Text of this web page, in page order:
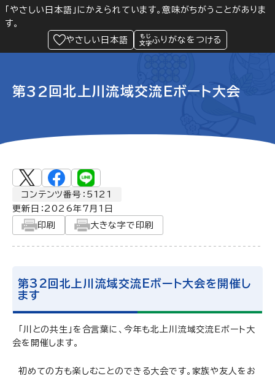
「やさしい日本語」にかえられています。意味がちがうことがありま
す。
やさしい日本語
ふりがなをつける
Language 閲覧支援
緊急情報
第32回北上川流域交流Ｅボート大会
コンテンツ番号：5121
更新日： 2026年7月1日
印刷
大きな字で印刷
第32回北上川流域交流Eボート大会を開催し
ます
「川との共生」を合言葉に、今年も北上川流域交流Eボート大
会を開催します。
初めての方も楽しむことのできる大会です。家族や友人をお